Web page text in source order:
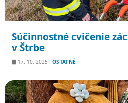
Súčinnostné cvičenie
v Štrbe
17. 10. 2025 · OSTATNÉ